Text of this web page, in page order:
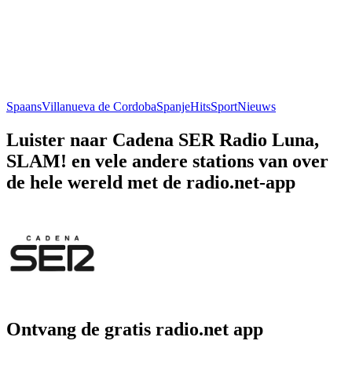
SpaansVillanueva de CordobaSpanjeHitsSportNieuws
Luister naar Cadena SER Radio Luna,
SLAM! en vele andere stations van over
de hele wereld met de radio.net-app
Ontvang de gratis radio.net app